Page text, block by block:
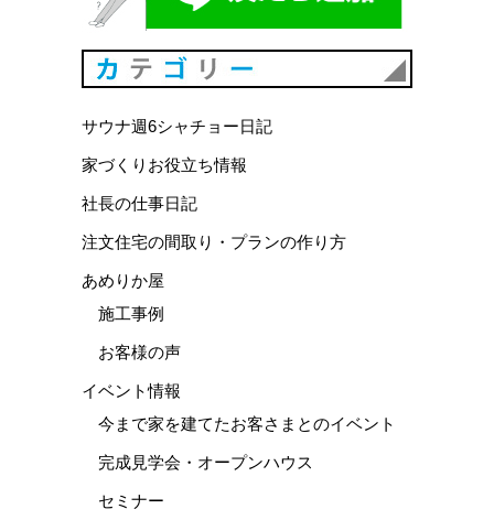
サウナ週6シャチョー日記
家づくりお役立ち情報
社長の仕事日記
注文住宅の間取り・プランの作り方
あめりか屋
施工事例
お客様の声
イベント情報
今まで家を建てたお客さまとのイベント
完成見学会・オープンハウス
セミナー